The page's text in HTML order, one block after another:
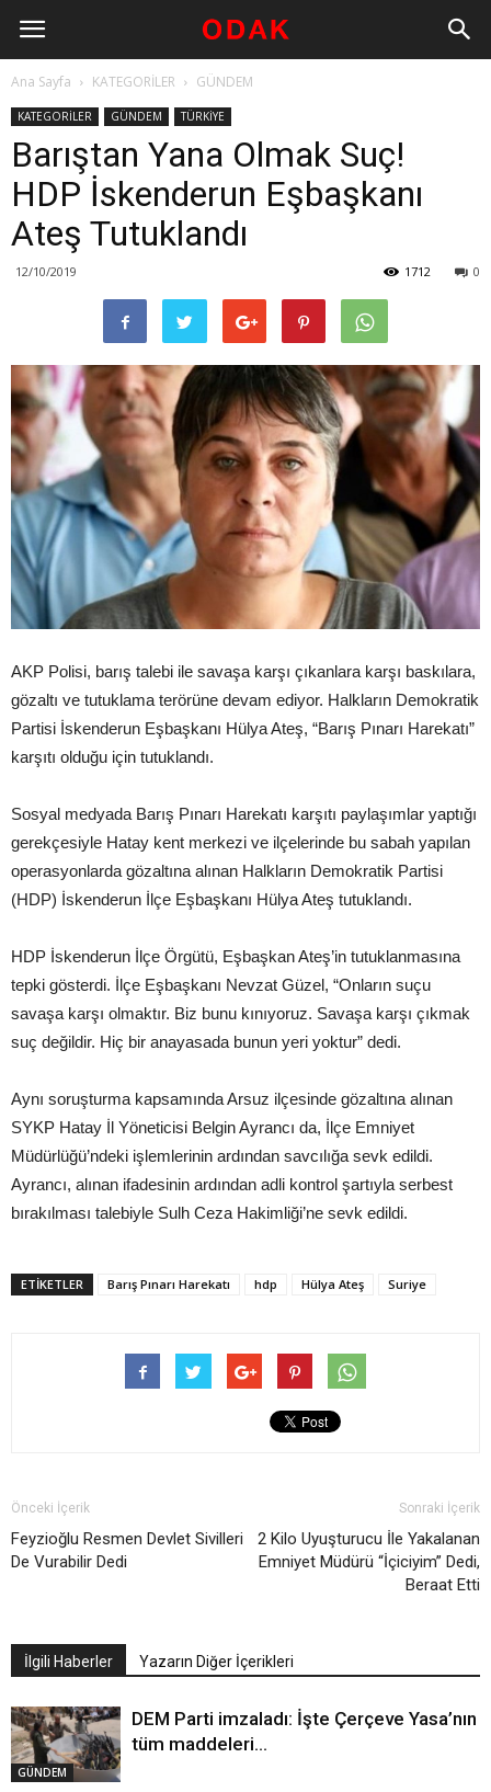
Ana Sayfa KATEGORİLER GÜNDEM
KATEGORİLER GÜNDEM TÜRKİYE
Barıştan Yana Olmak Suç!
HDP İskenderun Eşbaşkanı
Ateş Tutuklandı
12/10/2019 0
1712
AKP Polisi, barış talebi ile savaşa karşı çıkanlara karşı baskılara,
gözaltı ve tutuklama terörüne devam ediyor. Halkların Demokratik
Partisi İskenderun Eşbaşkanı Hülya Ateş, “Barış Pınarı Harekatı”
karşıtı olduğu için tutuklandı.
Sosyal medyada Barış Pınarı Harekatı karşıtı paylaşımlar yaptığı
gerekçesiyle Hatay kent merkezi ve ilçelerinde bu sabah yapılan
operasyonlarda gözaltına alınan Halkların Demokratik Partisi
(HDP) İskenderun İlçe Eşbaşkanı Hülya Ateş tutuklandı.
HDP İskenderun İlçe Örgütü, Eşbaşkan Ateş’in tutuklanmasına
tepki gösterdi. İlçe Eşbaşkanı Nevzat Güzel, “Onların suçu
savaşa karşı olmaktır. Biz bunu kınıyoruz. Savaşa karşı çıkmak
suç değildir. Hiç bir anayasada bunun yeri yoktur” dedi.
Aynı soruşturma kapsamında Arsuz ilçesinde gözaltına alınan
SYKP Hatay İl Yöneticisi Belgin Ayrancı da, İlçe Emniyet
Müdürlüğü’ndeki işlemlerinin ardından savcılığa sevk edildi.
Ayrancı, alınan ifadesinin ardından adli kontrol şartıyla serbest
bırakılması talebiyle Sulh Ceza Hakimliği’ne sevk edildi.
ETIKETLER Barış Pınarı Harekatı hdp Hülya Ateş Suriye
Önceki İçerik
Feyzioğlu Resmen Devlet Sivilleri
De Vurabilir Dedi
Sonraki İçerik
2 Kilo Uyuşturucu İle Yakalanan
Emniyet Müdürü “İçiciyim” Dedi,
Beraat Etti
İlgili Haberler Yazarın Diğer İçerikleri
GÜNDEM
DEM Parti imzaladı: İşte Çerçeve Yasa’nın
tüm maddeleri…